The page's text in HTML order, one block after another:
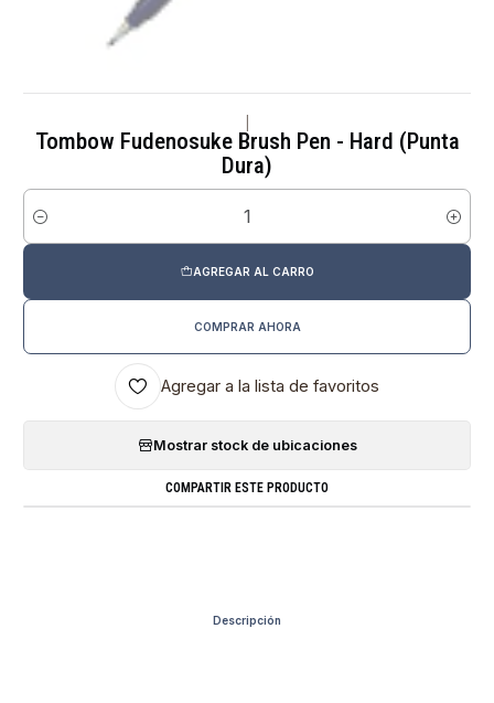
Tombow Fudenosuke Brush Pen - Hard (Punta
Dura)
Cantidad
AGREGAR AL CARRO
COMPRAR AHORA
Agregar a la lista de favoritos
Mostrar stock de ubicaciones
COMPARTIR ESTE PRODUCTO
Descripción